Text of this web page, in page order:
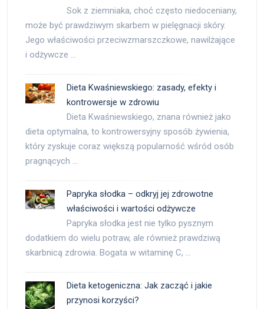
Sok z ziemniaka, choć często niedoceniany,
może być prawdziwym skarbem w pielęgnacji skóry.
Jego właściwości przeciwzmarszczkowe, nawilżające
i odżywcze …
Dieta Kwaśniewskiego: zasady, efekty i
kontrowersje w zdrowiu
Dieta Kwaśniewskiego, znana również jako
dieta optymalna, to kontrowersyjny sposób żywienia,
który zyskuje coraz większą popularność wśród osób
pragnących …
Papryka słodka – odkryj jej zdrowotne
właściwości i wartości odżywcze
Papryka słodka jest nie tylko pysznym
dodatkiem do wielu potraw, ale również prawdziwą
skarbnicą zdrowia. Bogata w witaminę C, …
Dieta ketogeniczna: Jak zacząć i jakie
przynosi korzyści?